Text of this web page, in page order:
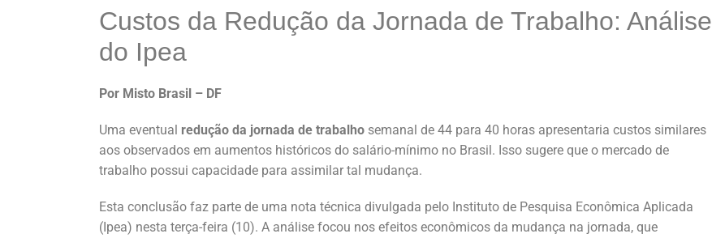
p
p
o
o
n
Custos da Redução da Jornada de Trabalho: Análise
do Ipea
Por Misto Brasil – DF
Uma eventual redução da jornada de trabalho semanal de 44 para 40 horas apresentaria custos similares
aos observados em aumentos históricos do salário-mínimo no Brasil. Isso sugere que o mercado de
trabalho possui capacidade para assimilar tal mudança.
Esta conclusão faz parte de uma nota técnica divulgada pelo Instituto de Pesquisa Econômica Aplicada
(Ipea) nesta terça-feira (10). A análise focou nos efeitos econômicos da mudança na jornada, que